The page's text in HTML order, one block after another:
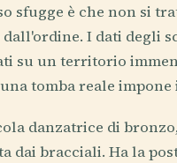
sfugge è che non si
dall'ordine. I dati degli
su un territorio
tomba reale
danzatrice di
dai bracciali. Ha la